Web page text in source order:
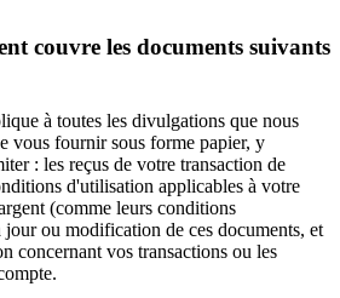
couvre les documents suivants
à toutes les divulgations que nous
vous fournir sous forme papier, y
: les reçus de votre transaction de
d'utilisation applicables à votre
(comme leurs conditions
ou modification de ces documents, et
concernant vos transactions ou les